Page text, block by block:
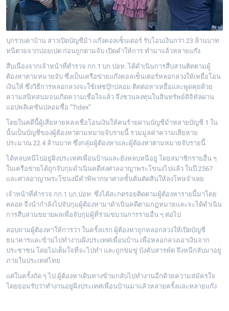
บุกรวบคาบ้าน สาวเปิดบัญชีม้า แก๊งคอลเซ็นเตอร์ รับโอนเงินกว่า 23 ล้านบาท
หนีตายจากปอยเปต ก่อนถูกตามจับ เปิดคำให้การ ทำมาแล้วหลายแก๊ง
สืบเนื่องจากเจ้าหน้าที่ตำรวจ กก.1 บก.ปอท. ได้ดำเนินการสืบสวนติดตามผู้
ต้องหาตามหมายจับ ซึ่งเป็นเครือข่ายแก๊งคอลเซ็นเตอร์หลอกลวงให้เหยื่อโอน
เงินให้ ซึ่งวิธีการหลอกลวงจะใช้เฟซบุ๊กปลอม ติดต่อหาเหยื่อและพูดคุยด้วย
ความสนิทสนมจนเกิดความเชื่อใจแล้ว จึงชวนลงทุนในสินทรัพย์ดิจิทัลผ่าน
แอปพลิเคชันปลอมชื่อ “Tidex”
โดยในคดีนี้ผู้เสียหายหลงเชื่อโอนเงินให้คนร้ายผ่านบัญชีม้าหลายบัญชี 1 ใน
นั้นเป็นบัญชีของผู้ต้องหาตามหมายจับรายนี้ รวมมูลค่าความเสียหาย
ประมาณ 22.4 ล้านบาท ซึ่งกลุ่มผู้ต้องหาและผู้ต้องหาตามหมายจับรายนี้
ได้หลบหนีไปอยู่ฝั่งประเทศเพื่อนบ้านและยังหลบหนีอยู่ โดยสมาชิกรายอื่น ๆ
ในเครือข่ายได้ถูกจับกุมดำเนินคดีส่งศาลอาญาพระโขนงไปแล้ว ในปี 2567
และศาลอาญาพระโขนงมีคำพิพากษาศาลชั้นต้นตัดสินให้ลงโทษจำเลย
เจ้าหน้าที่ตำรวจ กก.1 บก.ปอท. ซึ่งได้สะกดรอยติดตามผู้ต้องหารายนี้มาโดย
ตลอด จึงนำกำลังไปจับกุมผู้ต้องหามาดำเนินคดีตามกฎหมายและจะได้ดำเนิน
การสืบสวนขยายผลเพื่อจับกุมผู้ที่ร่วมขบวนการรายอื่น ๆ ต่อไป
สอบถามผู้ต้องหาให้การว่า ในครั้งแรก ผู้ต้องหาถูกหลอกลวงให้เปิดบัญชี
ธนาคารและข้ามไปทำงานฝั่งประเทศเพื่อนบ้าน เพื่อหลอกลวงเอาเงินจาก
ประชาชน โดยไม่เต็มใจที่จะไปทำ และถูกข่มขู่ บังคับสารพัด จึงหนีกลับมาอยู่
ภายในประเทศไทย
แต่ในครั้งถัด ๆ ไป ผู้ต้องหาเดินทางข้ามกลับไปทำงานอีกด้วยความสมัครใจ
โดยยอมรับว่าทำงานอยู่ฝั่งประเทศเพื่อนบ้านมาแล้วหลายครั้งและหลายแก๊ง